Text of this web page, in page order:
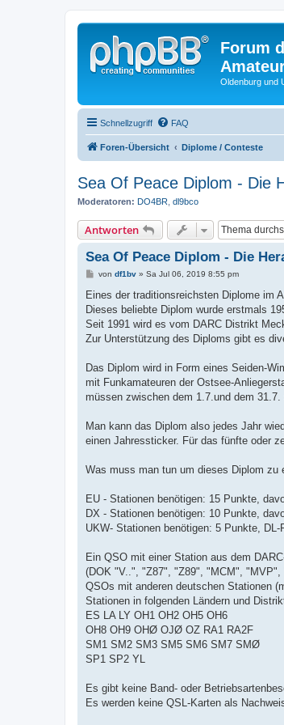
Forum
Oldenburg und
Schnellzugriff FAQ
Foren-Übersicht Diplome / Conteste
Sea Of Peace Diplom - Die
Moderatoren: DO4BR dl9bco
Antworten
Sea Of Peace Diplom - Die
B
i
r
a
von df1bv» Sa Jul 06, 2019 8:55 pm
Eines der traditionsreichsten Diplome im
Dieses beliebte Diplom wurde erstmals
Seit 1991 wird es vom DARC Distrikt
Zur Unterstützung des Diploms gibt es
Das Diplom wird in Form eines Seiden-
mit Funkamateuren der Ostsee-
müssen zwischen dem 1.7.und dem
Man kann das Diplom also jedes Jahr
einen Jahressticker. Für das fünfte oder
Was muss man tun um dieses Diplom zu
EU - Stationen benötigen: 15 Punkte,
DX - Stationen benötigen: 10 Punkte,
UKW- Stationen benötigen: 5 Punkte,
Ein QSO mit einer Station aus dem
(DOK "V..", "Z87", "Z89", "MCM",
QSOs mit anderen deutschen Stationen
Stationen in folgenden Ländern und
ES LA LY OH1 OH2 OH5 OH6
OH8 OH9 OHØ OJØ OZ RA1 RA2F
SM1 SM2 SM3 SM5 SM6 SM7 SMØ
SP1 SP2 YL
Es gibt keine Band- oder
Es werden keine QSL-Karten als